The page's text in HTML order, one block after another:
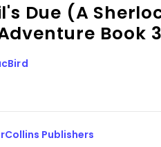
Due (A
Book
Publishers